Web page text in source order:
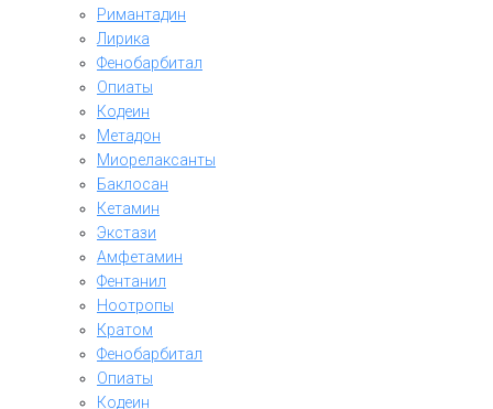
Римантадин
Лирика
Фенобарбитал
Опиаты
Кодеин
Метадон
Миорелаксанты
Баклосан
Кетамин
Экстази
Амфетамин
Фентанил
Ноотропы
Кратом
Фенобарбитал
Опиаты
Кодеин